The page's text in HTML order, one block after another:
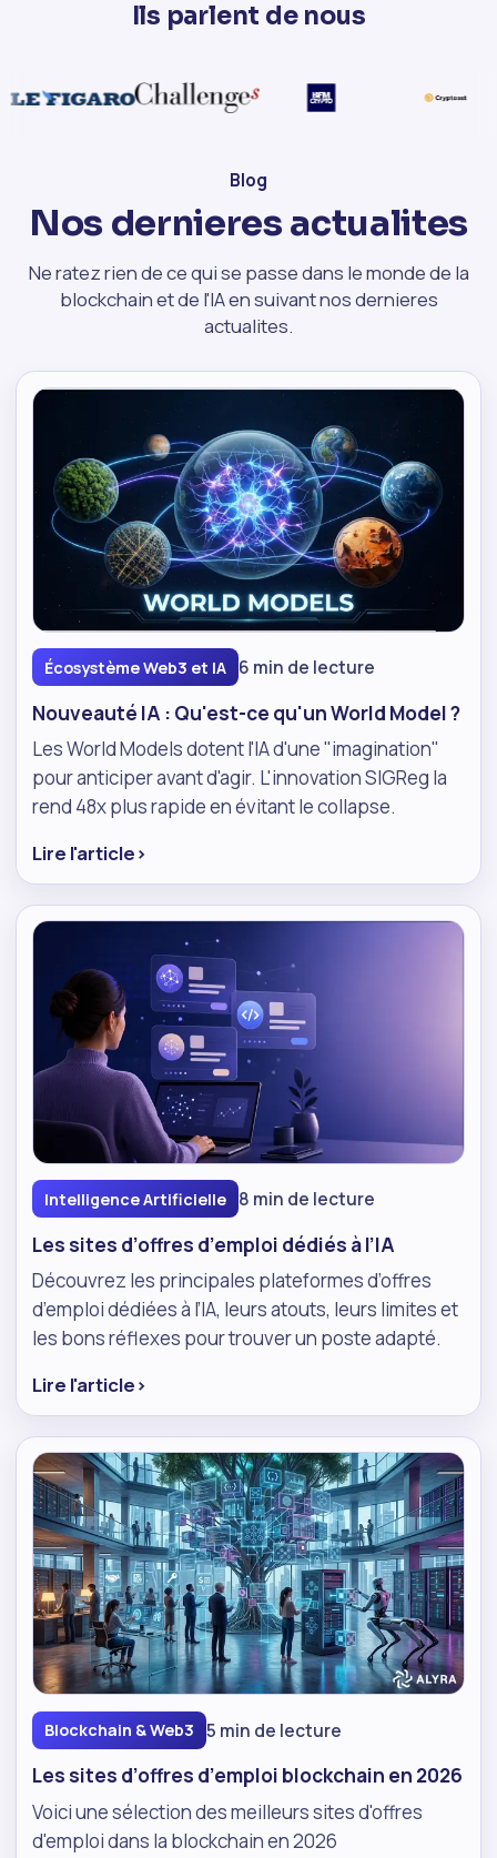
Ils parlent de nous
Blog
Nos dernieres actualites
Ne ratez rien de ce qui se passe dans le monde de la
blockchain et de l'IA en suivant nos dernieres
actualites.
Écosystème Web3 et IA 6 min de lecture
Nouveauté IA : Qu'est-ce qu'un World Model ?
Les World Models dotent l'IA d'une "imagination"
pour anticiper avant d'agir. L'innovation SIGReg la
rend 48x plus rapide en évitant le collapse.
Lire l'article›
Intelligence Artificielle 8 min de lecture
Les sites d’offres d’emploi dédiés à l’IA
Découvrez les principales plateformes d’offres
d’emploi dédiées à l’IA, leurs atouts, leurs limites et
les bons réflexes pour trouver un poste adapté.
Lire l'article›
Blockchain & Web3 5 min de lecture
Les sites d’offres d’emploi blockchain en 2026
Voici une sélection des meilleurs sites d'offres
d'emploi dans la blockchain en 2026